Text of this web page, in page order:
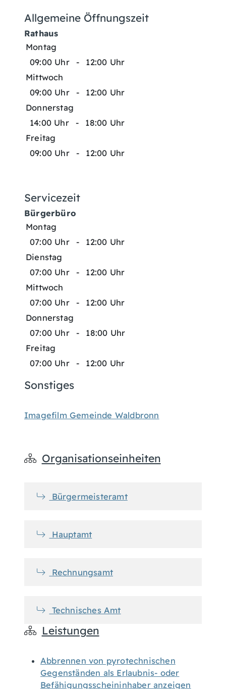
Allgemeine Öffnungszeit
Rathaus
Montag
09:00 Uhr
-
12:00 Uhr
Mittwoch
09:00 Uhr
-
12:00 Uhr
Donnerstag
14:00 Uhr
-
18:00 Uhr
Freitag
09:00 Uhr
- 12:00 Uhr
Servicezeit
Bürgerbüro
Montag
07:00 Uhr
-
12:00 Uhr
Dienstag
07:00 Uhr
-
12:00 Uhr
Mittwoch
07:00 Uhr
-
12:00 Uhr
Donnerstag
07:00 Uhr
-
18:00 Uhr
Freitag
07:00 Uhr
- 12:00 Uhr
Sonstiges
Imagefilm Gemeinde Waldbronn
Organisationseinheiten
Bürgermeisteramt
Hauptamt
Rechnungsamt
Technisches Amt
Leistungen
Abbrennen von pyrotechnischen
Gegenständen als Erlaubnis- oder
Befähigungsscheininhaber anzeigen